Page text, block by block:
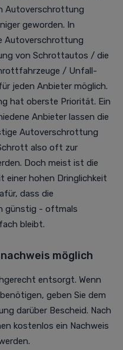
Autoverschrottung
geworden. In
Autoverschrottung
von Schrottautos / die
/ Unfall-
jeden Anbieter möglich.
hat oberste Priorität. Ein
Anbieter lassen die
Autoverschrottung
also oft zur
Doch meist ist die
einer hohen Dringlichkeit
dass die
günstig - oftmals
bleibt.
möglich
entsorgt. Wenn
geben Sie dem
darüber Bescheid. Nach
kostenlos ein Nachweis